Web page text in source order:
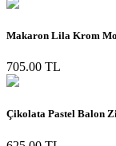
Makaron Lila Krom
705.00 TL
Çikolata Pastel Balon